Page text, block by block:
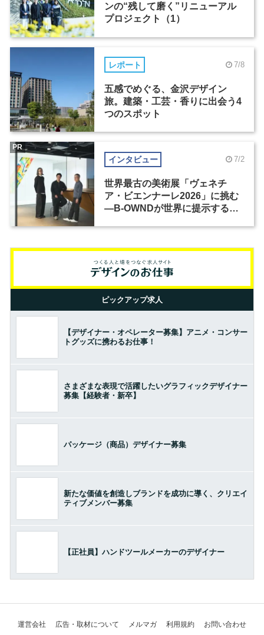
ンの“残して磨く”リニューアル
プロジェクト（1）
レポート 7/8
五感でめぐる、金沢デザイン
旅。建築・工芸・香りに出会う4
つのスポット
インタビュー 7/2
世界最古の美術展「ヴェネチ
ア・ビエンナーレ2026」に挑む
―B-OWNDが世界に提示する美
PR
ピックアップ求人
【デザイナー・オペレーター募集】アニメ・コンサー
トグッズに携わるお仕事！
さまざまな表現で活躍したいグラフィックデザイナー
募集【経験者・新卒】
パッケージ（商品）デザイナー募集
新たな価値を創造しブランドを成功に導く、クリエイ
ティブメンバー募集
【正社員】ハンドツールメーカーのデザイナー
運営会社 広告・取材について メルマガ 利用規約 お問い合わせ